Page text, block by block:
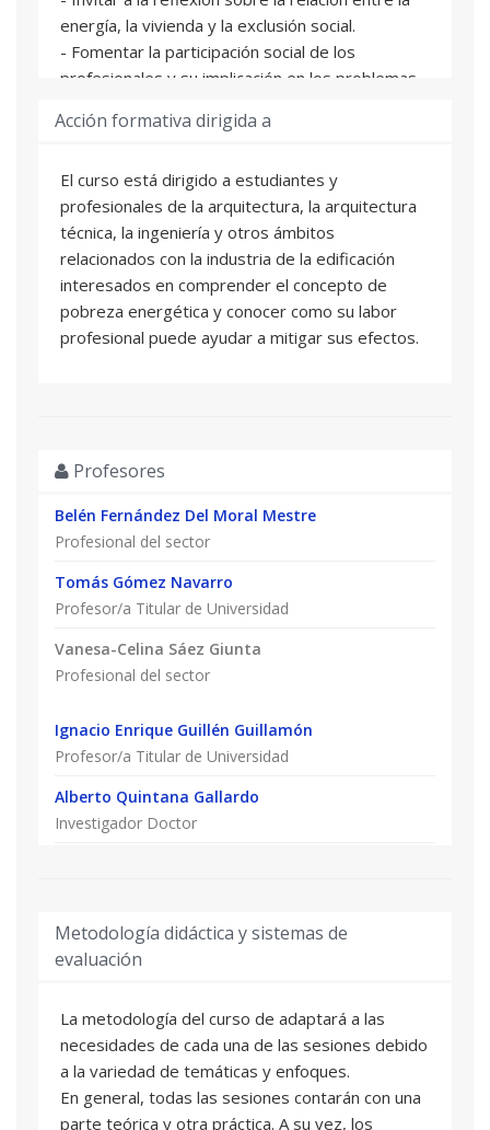
energía, la vivienda y la exclusión social.
- Fomentar la participación social de los
profesionales y su implicación en los problemas
Acción formativa dirigida a
El curso está dirigido a estudiantes y
profesionales de la arquitectura, la arquitectura
técnica, la ingeniería y otros ámbitos
relacionados con la industria de la edificación
interesados en comprender el concepto de
pobreza energética y conocer como su labor
profesional puede ayudar a mitigar sus efectos.
Profesores
Belén Fernández Del Moral Mestre
Profesional del sector
Tomás Gómez Navarro
Profesor/a Titular de Universidad
Vanesa-Celina Sáez Giunta
Profesional del sector
Ignacio Enrique Guillén Guillamón
Profesor/a Titular de Universidad
Alberto Quintana Gallardo
Investigador Doctor
Metodología didáctica y sistemas de
evaluación
La metodología del curso de adaptará a las
necesidades de cada una de las sesiones debido
a la variedad de temáticas y enfoques.
En general, todas las sesiones contarán con una
parte teórica y otra práctica. A su vez, los